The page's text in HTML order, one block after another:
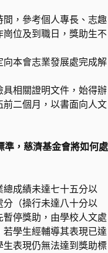
間，參考個人專長、志趣
位及到職日，獎助生不
本會志業發展處完成解
相關證明文件，始得辦
二個月，以書面向人文
準，慈濟基金會將如何處
成績未達七十五分以
分（操行未達八十分以
暫停獎助，由學校人文處
若學生經輔導其表現已達
表現仍無法達到獎助標